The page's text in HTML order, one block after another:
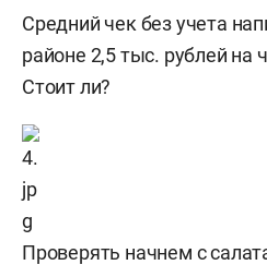
Средний чек без учета
районе 2,5 тыс. рублей на
Стоит ли?
Проверять начнем с